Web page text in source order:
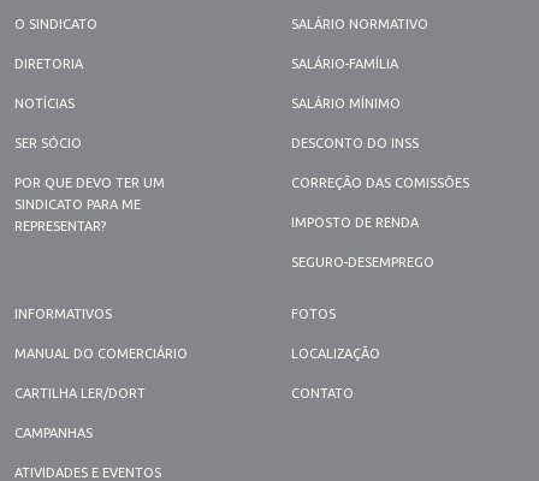
O SINDICATO
DIRETORIA
NOTÍCIAS
SER SÓCIO
POR QUE DEVO TER UM
SINDICATO PARA ME
REPRESENTAR?
SALÁRIO NORMATIVO
SALÁRIO-FAMÍLIA
SALÁRIO MÍNIMO
DESCONTO DO INSS
CORREÇÃO DAS COMISSÕES
IMPOSTO DE RENDA
SEGURO-DESEMPREGO
INFORMATIVOS
MANUAL DO COMERCIÁRIO
CARTILHA LER/DORT
CAMPANHAS
ATIVIDADES E EVENTOS
FOTOS
LOCALIZAÇÃO
CONTATO